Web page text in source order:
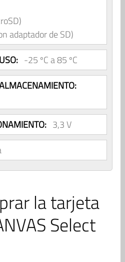
adaptador de SD)
-25 ºC a 85 ºC
3,3 V
la tarjeta
Select